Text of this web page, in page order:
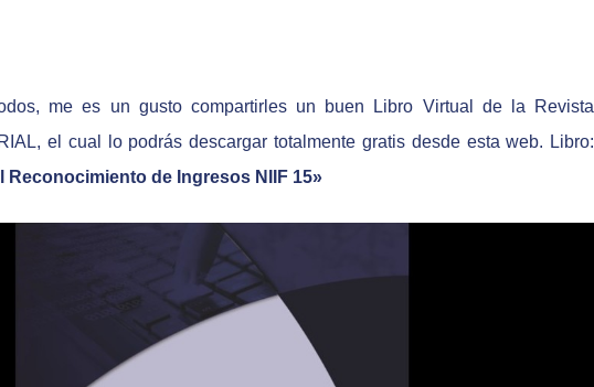
me es un gusto compartirles un buen Libro Virtual de la Revista
el cual lo podrás descargar totalmente gratis desde esta web. Libro:
Reconocimiento de Ingresos NIIF 15»